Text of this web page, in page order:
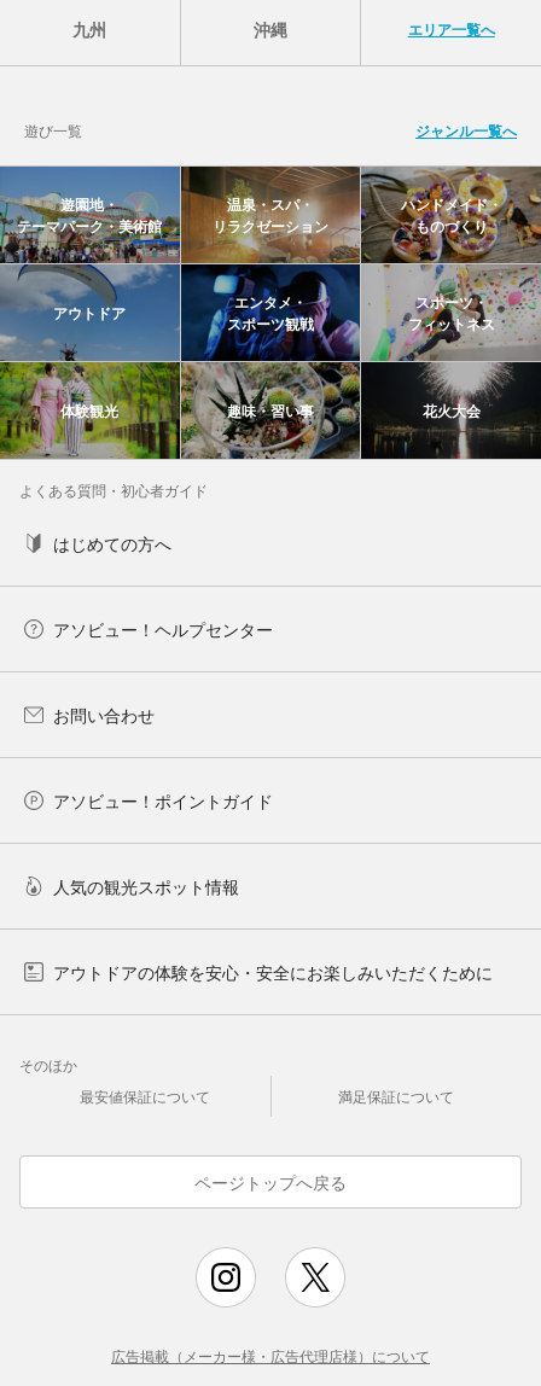
九州 沖縄 エリア一覧へ
遊び一覧 ジャンル一覧へ
遊園地・
テーマパーク・美術館
温泉・スパ・
リラクゼーション
ハンドメイド・
ものづくり
アウトドア
エンタメ・
スポーツ観戦
スポーツ・
フィットネス
体験観光 趣味・習い事 花火大会
よくある質問・初心者ガイド
はじめての方へ
アソビュー！ヘルプセンター
お問い合わせ
アソビュー！ポイントガイド
人気の観光スポット情報
アウトドアの体験を安心・安全にお楽しみいただくために
そのほか
最安値保証について
満足保証について
ページトップへ戻る
広告掲載（メーカー様・広告代理店様）について